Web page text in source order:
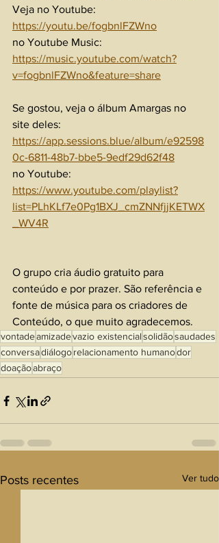
Veja no Youtube:
https://youtu.be/fogbnlFZWno
no Youtube Music:
https://music.youtube.com/watch?
v=fogbnlFZWno&feature=share
Se gostou, veja o álbum Amargas no
site deles:
https://app.sessions.blue/album/e92598
0c-6811-48b7-bbe5-9edf29d62f48
no Youtube:
https://www.youtube.com/playlist?
list=PLhKLf7e0Pg1BXJ_cmZNNfjjKETWX
_WV4R
O grupo cria áudio gratuito para
conteúdo e por prazer. São referência e
fonte de música para os criadores de
Conteúdo, o que muito agradecemos.
vontadeamizadevazio existencialsolidãosaudades
conversadiálogorelacionamento humanodor
doaçãoabraço
Posts recentes Ver tudo